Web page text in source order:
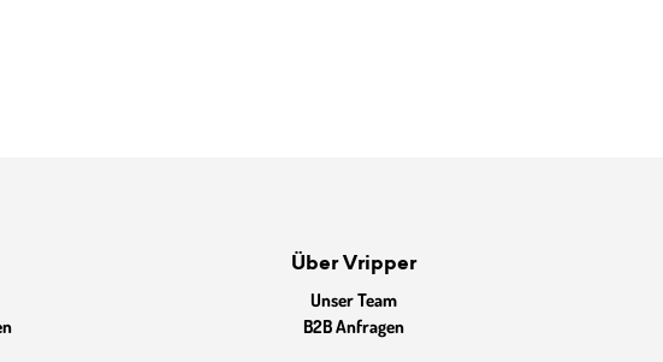
Über Vripper
Unser Team
B2B Anfragen